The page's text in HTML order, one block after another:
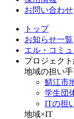
お問い合わせ
トップ
お知らせ一覧
エル・コミ
プロジェク
地域の担い
鯖江市
学生団
ITの担
地域×IT